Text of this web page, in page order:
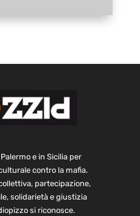
e in Sicilia per
contro la mafia.
partecipazione,
solidarietà e giustizia
si riconosce.